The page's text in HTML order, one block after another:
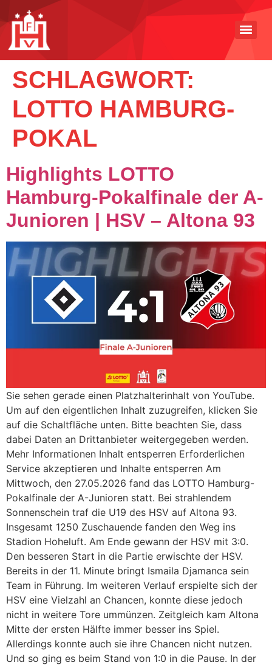
SCHLAGWORT:
LOTTO HAMBURG-
POKAL
Highlights LOTTO
Hamburg-Pokalfinale der A-
Junioren | HSV – Altona 93
Sie sehen gerade einen Platzhalterinhalt von YouTube.
Um auf den eigentlichen Inhalt zuzugreifen, klicken Sie
auf die Schaltfläche unten. Bitte beachten Sie, dass
dabei Daten an Drittanbieter weitergegeben werden.
Mehr Informationen Inhalt entsperren Erforderlichen
Service akzeptieren und Inhalte entsperren Am
Mittwoch, den 27.05.2026 fand das LOTTO Hamburg-
Pokalfinale der A-Junioren statt. Bei strahlendem
Sonnenschein traf die U19 des HSV auf Altona 93.
Insgesamt 1250 Zuschauende fanden den Weg ins
Stadion Hoheluft. Am Ende gewann der HSV mit 3:0.
Den besseren Start in die Partie erwischte der HSV.
Bereits in der 11. Minute bringt Ismaila Djamanca sein
Team in Führung. Im weiteren Verlauf erspielte sich der
HSV eine Vielzahl an Chancen, konnte diese jedoch
nicht in weitere Tore ummünzen. Zeitgleich kam Altona
Mitte der ersten Hälfte immer besser ins Spiel.
Allerdings konnte auch sie ihre Chancen nicht nutzen.
Und so ging es beim Stand von 1:0 in die Pause. In der